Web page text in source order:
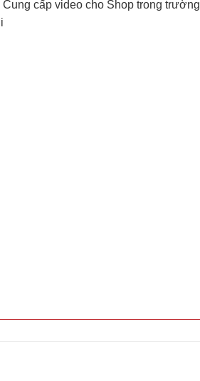
cấp video cho Shop trong trường